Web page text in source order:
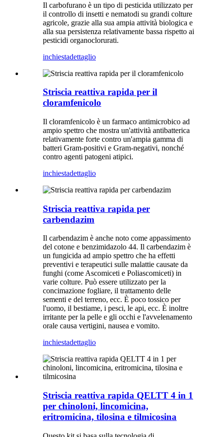
Il carbofurano è un tipo di pesticida utilizzato per
il controllo di insetti e nematodi su grandi colture
agricole, grazie alla sua ampia attività biologica e
alla sua persistenza relativamente bassa rispetto ai
pesticidi organoclorurati.
inchiestadettaglio
Striscia reattiva rapida per il
cloramfenicolo
Il cloramfenicolo è un farmaco antimicrobico ad
ampio spettro che mostra un'attività antibatterica
relativamente forte contro un'ampia gamma di
batteri Gram-positivi e Gram-negativi, nonché
contro agenti patogeni atipici.
inchiestadettaglio
Striscia reattiva rapida per
carbendazim
Il carbendazim è anche noto come appassimento
del cotone e benzimidazolo 44. Il carbendazim è
un fungicida ad ampio spettro che ha effetti
preventivi e terapeutici sulle malattie causate da
funghi (come Ascomiceti e Poliascomiceti) in
varie colture. Può essere utilizzato per la
concimazione fogliare, il trattamento delle
sementi e del terreno, ecc. È poco tossico per
l'uomo, il bestiame, i pesci, le api, ecc. È inoltre
irritante per la pelle e gli occhi e l'avvelenamento
orale causa vertigini, nausea e vomito.
inchiestadettaglio
Striscia reattiva rapida QELTT 4 in 1
per chinoloni, lincomicina,
eritromicina, tilosina e tilmicosina